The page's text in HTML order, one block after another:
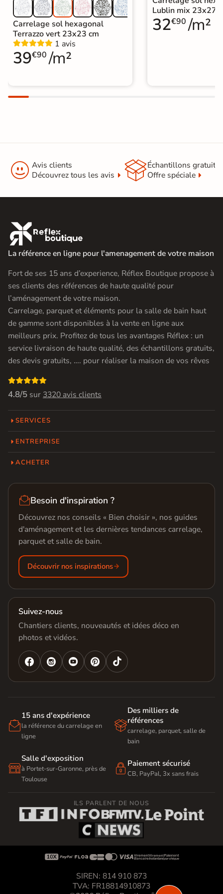
Carrelage sol hexagonal
Terrazzo vert 23x23 cm
1 avis
39€90 /m²
Lublin mix 23x27
32€90 /m²
 Avis clients
Découvrez tous les avis
Échantillons gratuit
Offre spéciale

La référence en ligne pour l'amenagement de votre maison
Fort de ses 15 ans d’experience, Réflex Boutique propose à
ses clients des références de haute qualité pour
l’aménagement de votre maison.
Carrelage, parquet et éléments pour la salle de bain haut
de gamme sont disponibles à la vente en ligne aux
meilleurs prix. Profitez de tous les avantages Réflex : un
service livraison de haute qualité, des échantillons gratuits,
des devis gratuits, …. pour réaliser la maison de vos rêves

4.8/5 sur 3320 avis clients
SERVICES
ENTREPRISE
ACHETER
Besoin d'inspiration ?
Découvrez nos conseils « Bien choisir », nos guides
d'aménagement et les dernières tendances carrelage,
parquet et salle de bain.
Découvrir nos inspirations
Suivez-nous
Chantiers clients, nouveautés et idées déco en
photos et vidéos.
   

15 ans d'expérience
la référence du carrelage en
ligne

Des milliers de
références
carrelage, parquet, salle de
bain

Salle d'exposition
à Portet-sur-Garonne, près de
Toulouse
 Paiement sécurisé
CB, PayPal, 3x sans frais
ILS PARLENT DE NOUS

SIREN: 814 910 873
TVA: FR18814910873